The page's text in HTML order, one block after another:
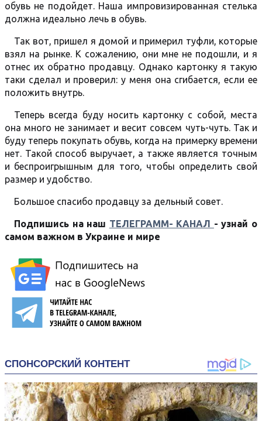
обувь не подойдет. Наша импровизированная стелька
должна идеально лечь в обувь.
Так вот, пришел я домой и примерил туфли, которые
взял на рынке. К сожалению, они мне не подошли, и я
отнес их обратно продавцу. Однако картонку я такую
таки сделал и проверил: у меня она сгибается, если ее
положить внутрь.
Теперь всегда буду носить картонку с собой, места
она много не занимает и весит совсем чуть-чуть. Так и
буду теперь покупать обувь, когда на примерку времени
нет. Такой способ выручает, а также является точным
и беспроигрышным для того, чтобы определить свой
размер и удобство.
Большое спасибо продавцу за дельный совет.
Подпишись на наш ТЕЛЕГРАММ- КАНАЛ - узнай о
самом важном в Украине и мире